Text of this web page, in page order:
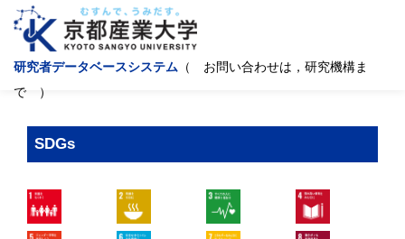
研究者データベースシステム （ お問い合わせは，研究機構ま
で ）
SDGs